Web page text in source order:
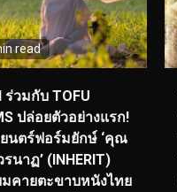
read
ร่วมกับ TOFU
ปล่อยตัวอย่างแรก!
นตร์ฟอร์มยักษ์ ‘คุณ
รนาฏ’ (INHERIT)
มคายตะขาบหนังไทย